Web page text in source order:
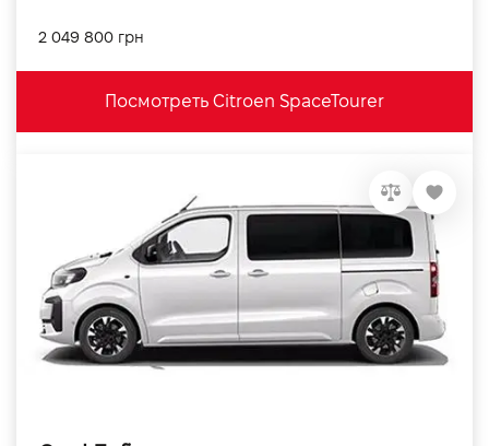
2 049 800 грн
Посмотреть Citroen SpaceTourer